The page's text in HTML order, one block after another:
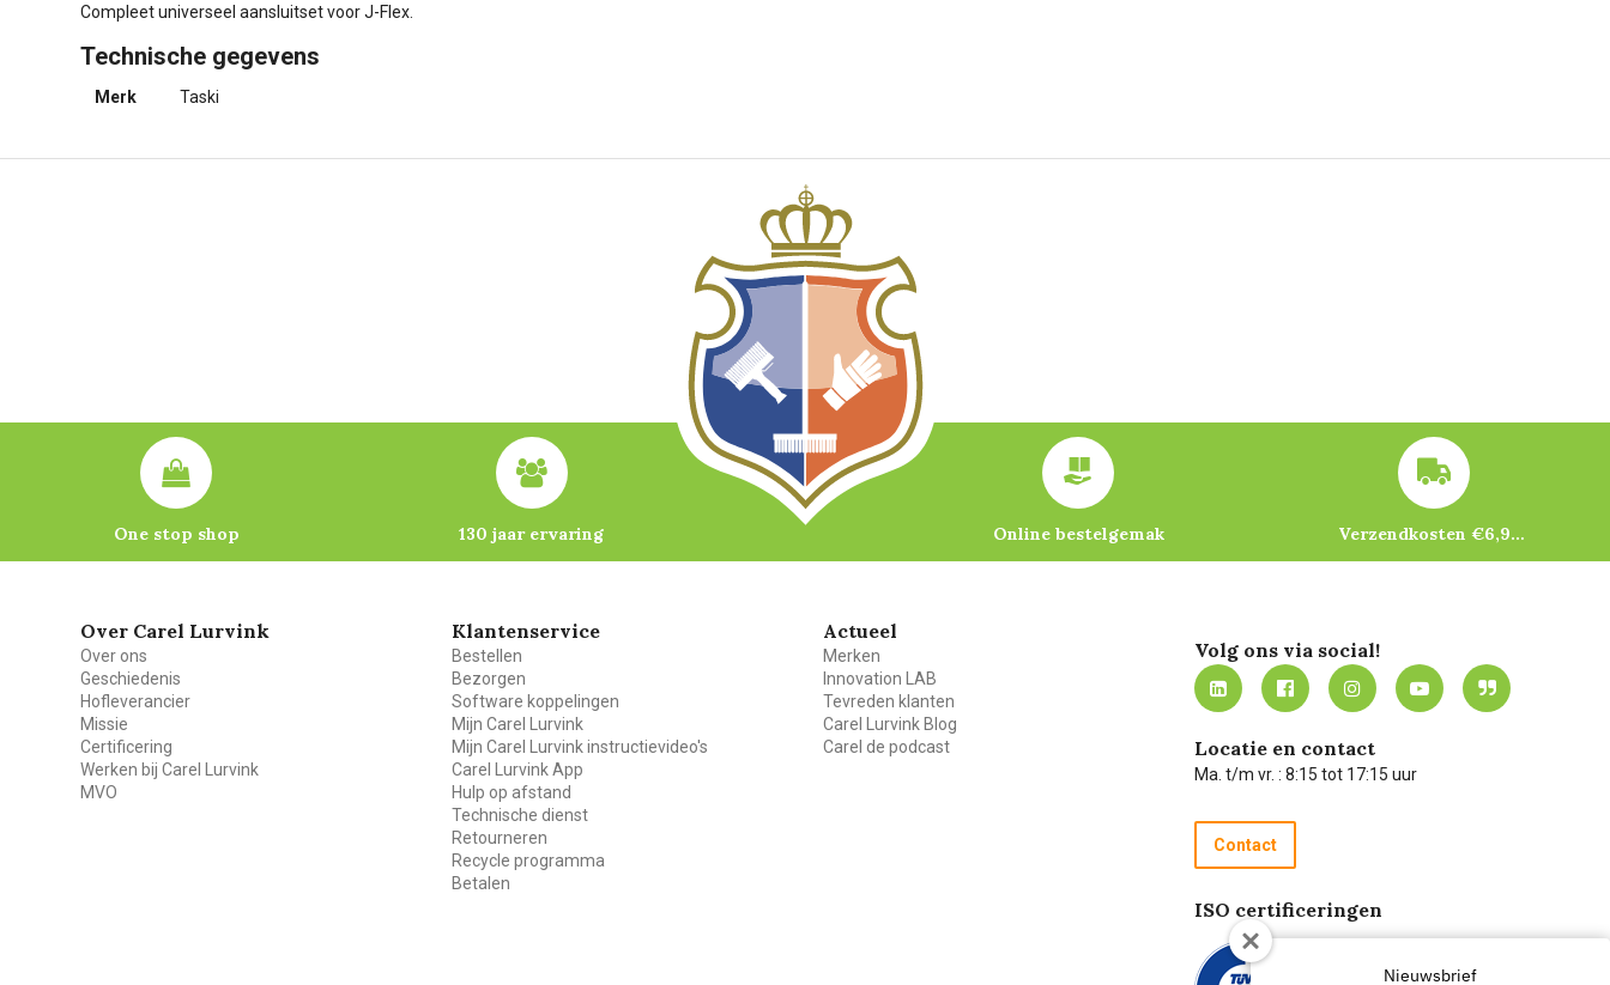
Compleet universeel aansluitset voor J-Flex.
Technische gegevens
Merk Taski
One stop shop 130 jaar ervaring Online bestelgemak Verzendkosten €6,95 – gratis bij je eerste bestelling vanaf €200
Over Carel Lurvink
Over ons
Geschiedenis
Hofleverancier
Missie
Certificering
Werken bij Carel Lurvink
MVO
Klantenservice
Bestellen
Bezorgen
Software koppelingen
Mijn Carel Lurvink
Mijn Carel Lurvink instructievideo's
Carel Lurvink App
Hulp op afstand
Technische dienst
Retourneren
Recycle programma
Betalen
Actueel
Merken
Innovation LAB
Tevreden klanten
Carel Lurvink Blog
Carel de podcast
Volg ons via social!
Locatie en contact
Ma. t/m vr. : 8:15 tot 17:15 uur
Contact
ISO certificeringen
Nieuwsbrief